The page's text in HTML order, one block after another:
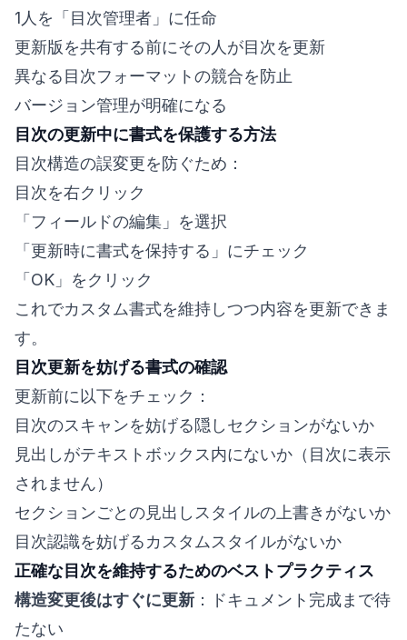
1人を「目次管理者」に任命
更新版を共有する前にその人が目次を更新
異なる目次フォーマットの競合を防止
バージョン管理が明確になる
目次の更新中に書式を保護する方法
目次構造の誤変更を防ぐため：
目次を右クリック
「フィールドの編集」を選択
「更新時に書式を保持する」にチェック
「OK」をクリック
これでカスタム書式を維持しつつ内容を更新できま
す。
目次更新を妨げる書式の確認
更新前に以下をチェック：
目次のスキャンを妨げる隠しセクションがないか
見出しがテキストボックス内にないか（目次に表示
されません）
セクションごとの見出しスタイルの上書きがないか
目次認識を妨げるカスタムスタイルがないか
正確な目次を維持するためのベストプラクティス
構造変更後はすぐに更新 ：ドキュメント完成まで待
たない